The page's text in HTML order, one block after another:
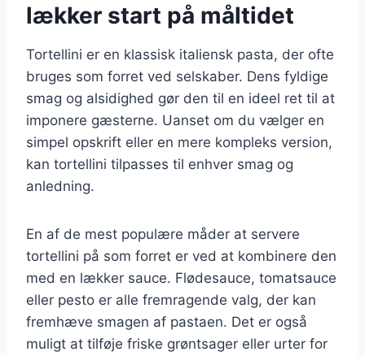
lækker start på måltidet
Tortellini er en klassisk italiensk pasta, der ofte
bruges som forret ved selskaber. Dens fyldige
smag og alsidighed gør den til en ideel ret til at
imponere gæsterne. Uanset om du vælger en
simpel opskrift eller en mere kompleks version,
kan tortellini tilpasses til enhver smag og
anledning.
En af de mest populære måder at servere
tortellini på som forret er ved at kombinere den
med en lækker sauce. Flødesauce, tomatsauce
eller pesto er alle fremragende valg, der kan
fremhæve smagen af pastaen. Det er også
muligt at tilføje friske grøntsager eller urter for